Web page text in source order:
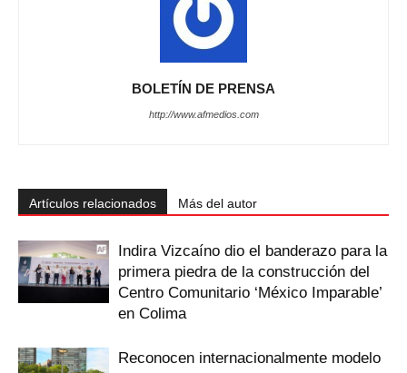
BOLETÍN DE PRENSA
http://www.afmedios.com
Artículos relacionados Más del autor
Indira Vizcaíno dio el banderazo para la
primera piedra de la construcción del
Centro Comunitario ‘México Imparable’
en Colima
Reconocen internacionalmente modelo